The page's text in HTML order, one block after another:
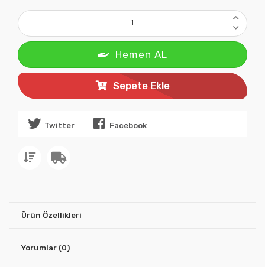
Hemen AL
Sepete Ekle
Twitter Facebook
Ürün Özellikleri
Yorumlar (0)